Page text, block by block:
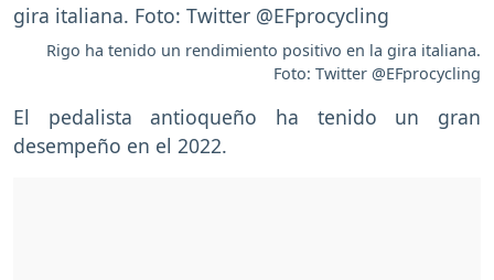
Rigo ha tenido un rendimiento positivo en la gira italiana.
Foto: Twitter @EFprocycling
El pedalista antioqueño ha tenido un gran
desempeño en el 2022.